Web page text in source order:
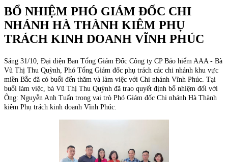
BỔ NHIỆM PHÓ GIÁM ĐỐC CHI
NHÁNH HÀ THÀNH KIÊM PHỤ
TRÁCH KINH DOANH VĨNH PHÚC
Sáng 31/10, Đại diện Ban Tổng Giám Đốc Công ty CP Bảo hiểm AAA - Bà
Vũ Thị Thu Quỳnh, Phó Tổng Giám đốc phụ trách các chi nhánh khu vực
miền Bắc đã có buổi đến thăm và làm việc với Chi nhánh Vĩnh Phúc. Tại
buổi làm việc, bà Vũ Thị Thu Quỳnh đã trao quyết định bổ nhiệm đối với
Ông: Nguyễn Anh Tuấn trong vai trò Phó Giám đốc Chi nhánh Hà Thành
kiêm Phụ trách kinh doanh Vĩnh Phúc. ️